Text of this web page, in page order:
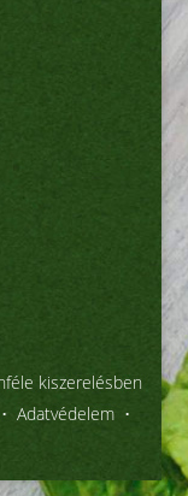
kiszerelésben
Adatvédelem •